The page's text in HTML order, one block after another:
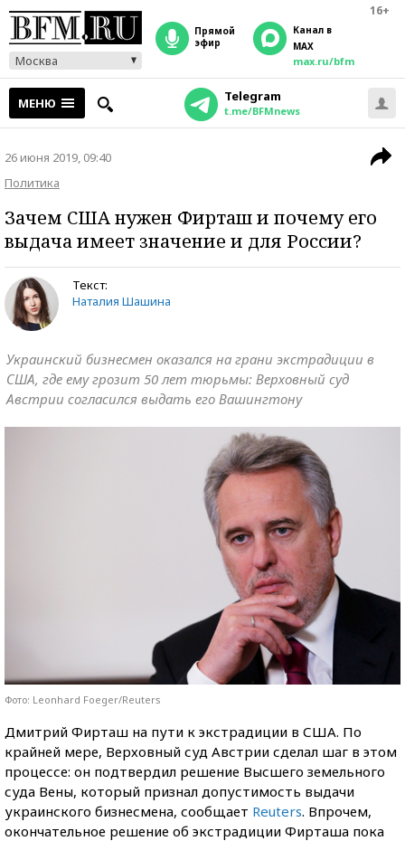
16+
Москва
прямой
эфир
Канал в
MAX
max.ru/bfm
МЕНЮ Telegram
t.me/BFMnews
26 июня 2019, 09:40
Политика
Зачем США нужен Фирташ и почему его
выдача имеет значение и для России?
Текст:
Наталия Шашина
Украинский бизнесмен оказался на грани экстрадиции в
США, где ему грозит 50 лет тюрьмы: Верховный суд
Австрии согласился выдать его Вашингтону
Фото: Leonhard Foeger/Reuters
Дмитрий Фирташ на пути к экстрадиции в США. По
крайней мере, Верховный суд Австрии сделал шаг в этом
процессе: он подтвердил решение Высшего земельного
суда Вены, который признал допустимость выдачи
украинского бизнесмена, сообщает Reuters. Впрочем,
окончательное решение об экстрадиции Фирташа пока